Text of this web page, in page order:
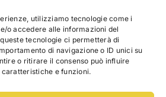
utilizziamo tecnologie come i
o accedere alle informazioni del
tecnologie ci permetterà di
di navigazione o ID unici su
o ritirare il consenso può influire
e funzioni.